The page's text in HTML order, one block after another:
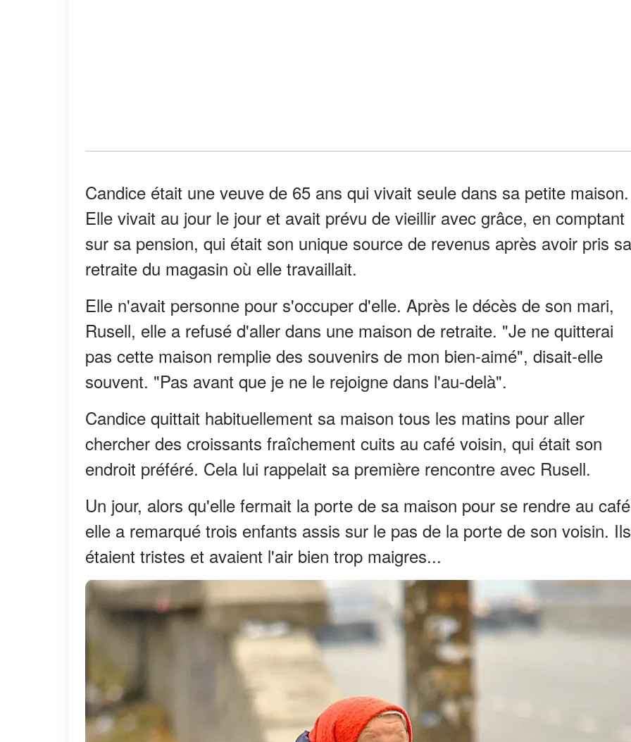
Candice était une veuve de 65 ans qui vivait seule dans sa petite maison.
Elle vivait au jour le jour et avait prévu de vieillir avec grâce, en comptant
sur sa pension, qui était son unique source de revenus après avoir pris sa
retraite du magasin où elle travaillait.
Elle n'avait personne pour s'occuper d'elle. Après le décès de son mari,
Rusell, elle a refusé d'aller dans une maison de retraite. "Je ne quitterai
pas cette maison remplie des souvenirs de mon bien-aimé", disait-elle
souvent. "Pas avant que je ne le rejoigne dans l'au-delà".
Candice quittait habituellement sa maison tous les matins pour aller
chercher des croissants fraîchement cuits au café voisin, qui était son
endroit préféré. Cela lui rappelait sa première rencontre avec Rusell.
Un jour, alors qu'elle fermait la porte de sa maison pour se rendre au
elle a remarqué trois enfants assis sur le pas de la porte de son voisin. Ils
étaient tristes et avaient l'air bien trop maigres...